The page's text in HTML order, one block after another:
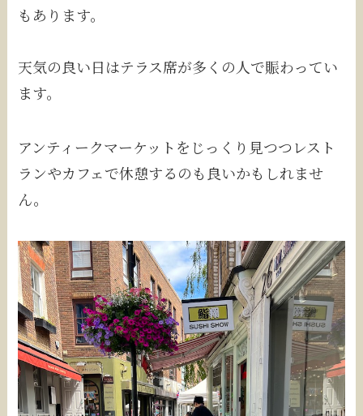
もあります。
天気の良い日はテラス席が多くの人で賑わってい
ます。
アンティークマーケットをじっくり見つつレスト
ランやカフェで休憩するのも良いかもしれませ
ん。